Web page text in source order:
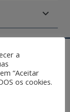
a
“Aceitar
os cookies.